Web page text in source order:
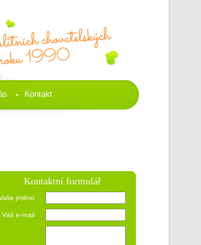
Kontakt
Kontaktní formulář
jméno
Váš e-mail